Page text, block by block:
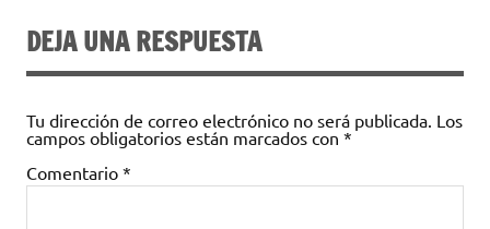
DEJA UNA RESPUESTA
Tu dirección de correo electrónico no será publicada. Los
campos obligatorios están marcados con *
Comentario *